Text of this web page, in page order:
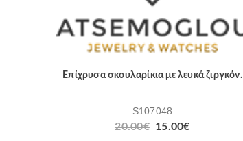
Επίχρυσα σκουλαρίκια με λευκά ζιργκόν.
S107048
20.00€ 15.00€